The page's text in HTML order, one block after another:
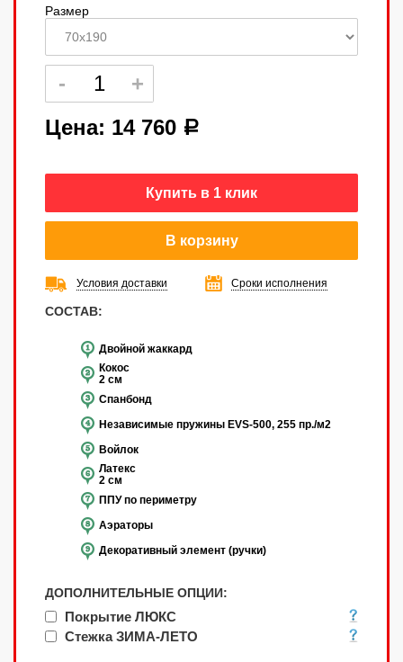
Размер
Цена: 14 760 a
Купить в 1 клик
В корзину
Условия доставки Сроки исполнения
СОСТАВ:
Двойной жаккард
Кокос
2 см
Спанбонд
Независимые пружины EVS-500, 255 пр./м2
Войлок
Латекс
2 см
ППУ по периметру
Аэраторы
Декоративный элемент (ручки)
ДОПОЛНИТЕЛЬНЫЕ ОПЦИИ:
Покрытие ЛЮКС
Стежка ЗИМА-ЛЕТО